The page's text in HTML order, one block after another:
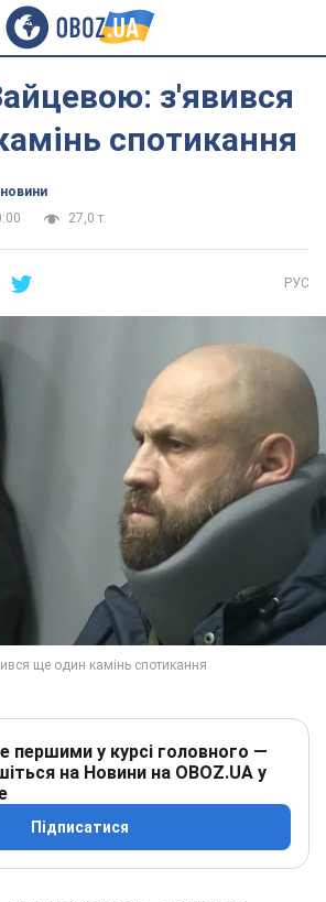
з'явився
спотикання
27,0 т.
РУС
першими у курсі головного —
на Новини на OBOZ.UA у
Підписатися